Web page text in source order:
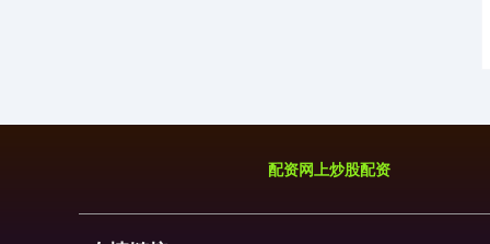
配资网上炒股配资